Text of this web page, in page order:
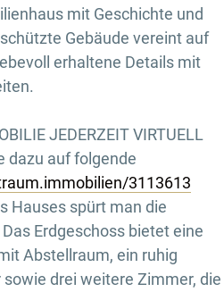
mit Geschichte und
Gebäude vereint auf
erhaltene Details mit
JEDERZEIT VIRTUELL
dazu auf folgende
3113613
Hauses spürt man die
Erdgeschoss bietet eine
Abstellraum, ein ruhig
drei weitere Zimmer, die